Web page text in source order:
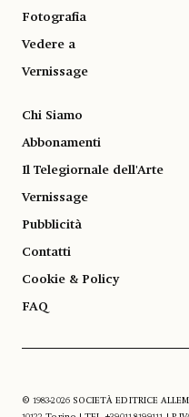
Fotografia
Vedere a
Vernissage
Chi Siamo
Abbonamenti
Il Telegiornale dell'Arte
Vernissage
Pubblicità
Contatti
Cookie & Policy
FAQ
© 1983-2026 SOCIETÀ EDITRICE